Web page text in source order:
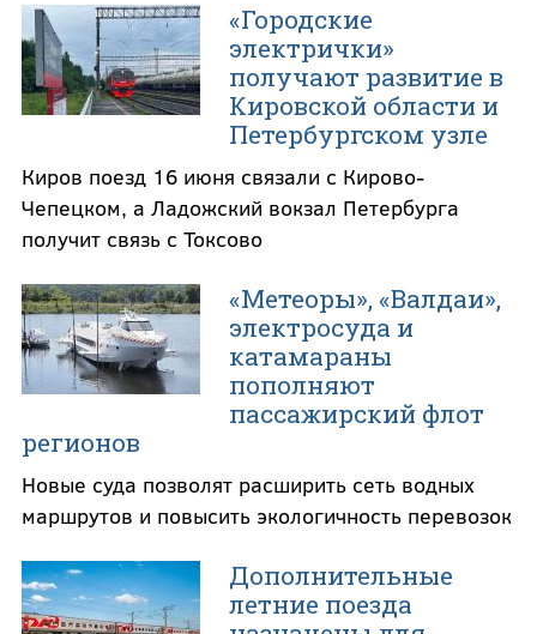
«Городские
электрички»
получают развитие в
Кировской области и
Петербургском узле
Киров поезд 16 июня связали с Кирово-
Чепецком, а Ладожский вокзал Петербурга
получит связь с Токсово
«Метеоры», «Валдаи»,
электросуда и
катамараны
пополняют
пассажирский флот
регионов
Новые суда позволят расширить сеть водных
маршрутов и повысить экологичность перевозок
Дополнительные
летние поезда